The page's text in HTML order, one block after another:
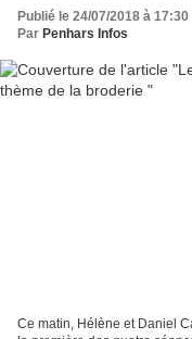
Publié le 24/07/2018 à 17:30
Par Penhars Infos
Ce matin, Hélène et Daniel